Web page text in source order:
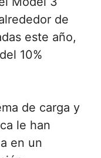
de
este año,
10%
de carga y
le han
en un